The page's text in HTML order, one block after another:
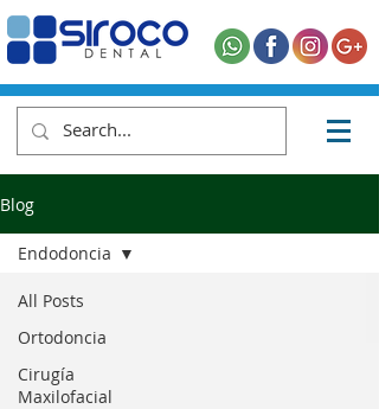
Blog
All Posts
Ortodoncia
Cirugía
Maxilofacial
Endodoncia